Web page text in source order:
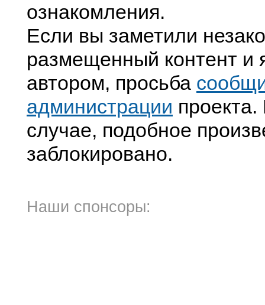
ознакомления.
Если вы заметили
размещенный контент и
автором, просьба
администрации
случае, подобное
заблокировано.
Наши спонсоры: